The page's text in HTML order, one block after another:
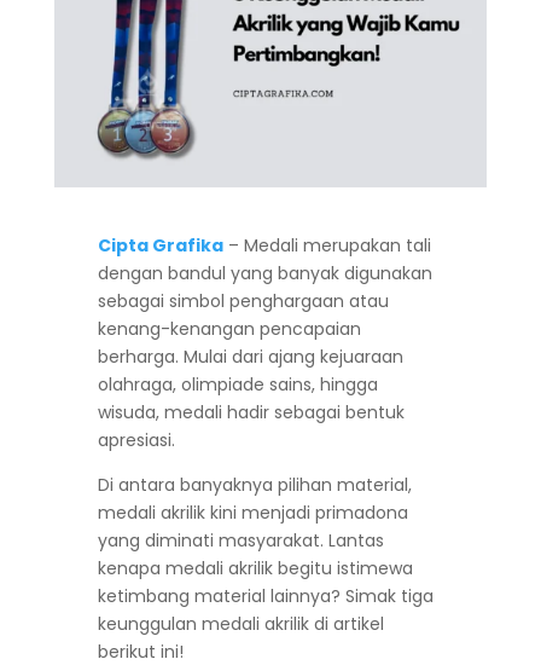
Cipta Grafika– Medali merupakan tali
dengan bandul yang banyak digunakan
sebagai simbol penghargaan atau
kenang-kenangan pencapaian
berharga. Mulai dari ajang kejuaraan
olahraga, olimpiade sains, hingga
wisuda, medali hadir sebagai bentuk
apresiasi.
Di antara banyaknya pilihan material,
medali akrilik kini menjadi primadona
yang diminati masyarakat. Lantas
kenapa medali akrilik begitu istimewa
ketimbang material lainnya? Simak tiga
keunggulan medali akrilik di artikel
berikut ini!